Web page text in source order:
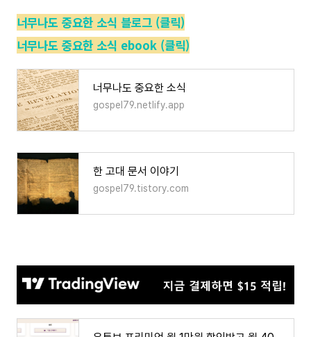
너무나도 중요한 소식 블로그 (클릭)
너무나도 중요한 소식 ebook (클릭)
너무나도 중요한 소식
gospel79.netlify.app
한 고대 문서 이야기
gospel79.tistory.com